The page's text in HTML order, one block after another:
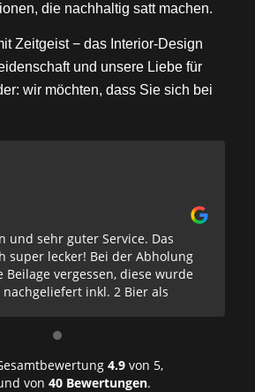
die nachhaltig satt machen.
Zeitgeist − das Interior-Design
und unsere Liebe für
wir möchten, dass Sie sich bei
und sehr guter Service. Das
super lecker! Bei der Abholung
vergessen, diese wurde
inkl. 2 Bier als
4.9 von 5,
von40 Bewertungen.